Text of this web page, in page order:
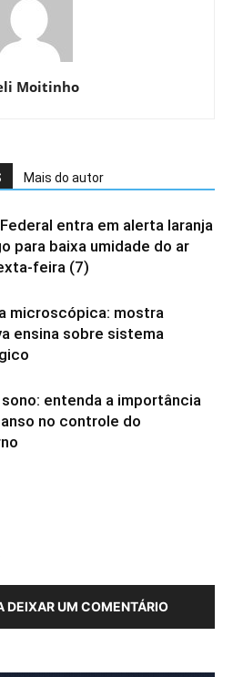
Moitinho
Mais do autor
entra em alerta laranja
para baixa umidade do ar
feira (7)
microscópica: mostra
ensina sobre sistema
entenda a importância
no controle do
DEIXAR UM COMENTÁRIO